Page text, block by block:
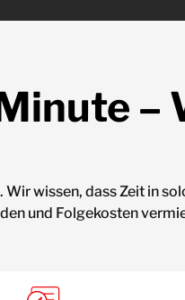
–
wissen, dass Zeit in
und Folgekosten